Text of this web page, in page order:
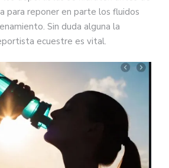
para reponer en parte los fluidos
Sin duda alguna la
ecuestre es vital.